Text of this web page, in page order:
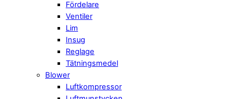
Fördelare
Ventiler
Lim
Insug
Reglage
Tätningsmedel
Blower
Luftkompressor